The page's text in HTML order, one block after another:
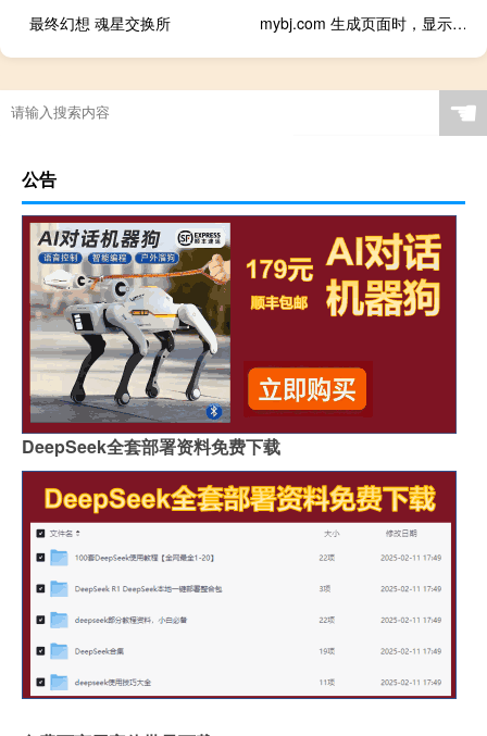
最终幻想 魂星交换所
mybj.com 生成页面时，显示不可写
☚
公告
DeepSeek全套部署资料免费下载